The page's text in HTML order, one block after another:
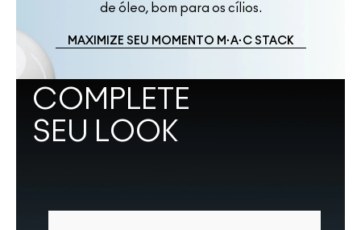
de óleo, bom para os cílios.
MAXIMIZE SEU MOMENTO M·A·C STACK
COMPLETE
SEU LOOK